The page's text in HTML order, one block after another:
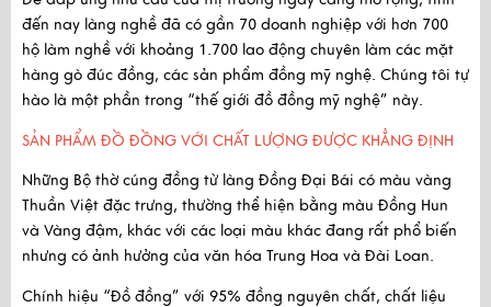
đến nay làng nghề đã có gần 70 doanh nghiệp với hơn 700
hộ làm nghề với khoảng 1.700 lao động chuyên làm các mặt
hàng gò đúc đồng, các sản phẩm đồng mỹ nghệ. Chúng tôi tự
hào là một phần trong “thế giới đồ đồng mỹ nghệ” này.
SẢN PHẨM ĐỒ ĐỒNG VỚI CHẤT LƯỢNG ĐƯỢC KHẲNG ĐỊNH
Những Bộ thờ cúng đồng từ làng Đồng Đại Bái có màu vàng
Thuần Việt đặc trưng, thường thể hiện bằng màu Đồng Hun
và Vàng đậm, khác với các loại màu khác đang rất phổ biến
nhưng có ảnh hưởng của văn hóa Trung Hoa và Đài Loan.
Chính hiệu “Đồ đồng” với 95% đồng nguyên chất, chất liệu